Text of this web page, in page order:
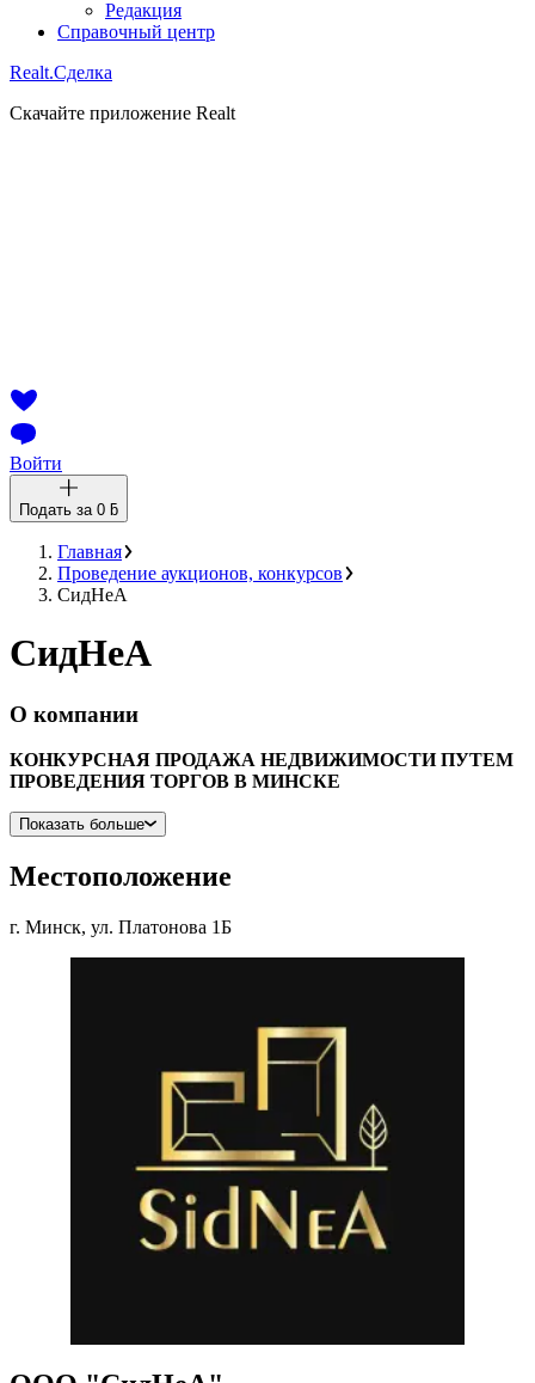
Редакция
Справочный центр
Realt.Сделка
Скачайте приложение Realt
Войти
Подать за 0 ƃ
Главная
Проведение аукционов, конкурсов
СидНеА
СидНеА
О компании
КОНКУРСНАЯ ПРОДАЖА НЕДВИЖИМОСТИ ПУТЕМ
ПРОВЕДЕНИЯ ТОРГОВ В МИНСКЕ
Показать больше
Местоположение
г. Минск, ул. Платонова 1Б